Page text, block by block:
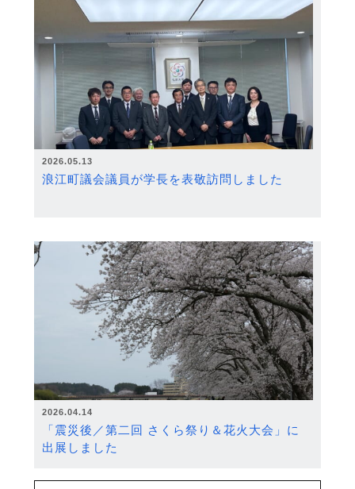
2026.05.13
浪江町議会議員が学長を表敬訪問しました
2026.04.14
「震災後／第二回 さくら祭り＆花火大会」に
出展しました